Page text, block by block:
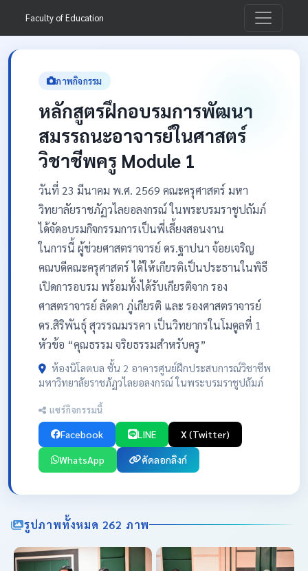
Faculty of Education
ภาพกิจกรรม
หลักสูตรฝึกอบรมการพัฒนา
สมรรถนะอาจารย์ในศาสตร์
วิชาชีพครู Module 1
วันที่ 23 มีนาคม พ.ศ. 2569 คณะครุศาสตร์ มหา
วิทยาลัยราชภัฏวไลยอลงกรณ์ ในพระบรมราชูปถัมภ์
ได้จัดอบรมกิจกรรมการเป็นพี่เลี้ยงสอนงาน
ในการนี้ ผู้ช่วยศาสตราจารย์ ดร.ฐาปนา จ้อยเจริญ
คณบดีคณะครุศาสตร์ ได้ให้เกียรติเป็นประธานในพิธี
เปิดการอบรม พร้อมทั้งได้รับเกียรติจาก รอง
ศาสตราจารย์ ลัดดา ภู่เกียรติ และ รองศาสตราจารย์
ดร.สิริพันธุ์ สุวรรณมรรคา เป็นวิทยากรในโมดูลที่ 1
หัวข้อ “คุณธรรม จริยธรรมสำหรับครู”
ห้องนิโลตบล ชั้น 2 อาคารศูนย์ฝึกประสบการณ์วิชาชีพ
มหาวิทยาลัยราชภัฏวไลยอลงกรณ์ ในพระบรมราชูปถัมภ์
แชร์กิจกรรมนี้
Facebook LINE X (Twitter)
WhatsApp คัดลอกลิงก์
รูปภาพทั้งหมด 262 ภาพ